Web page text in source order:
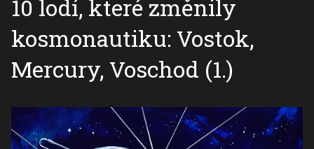
10 lodí, které změnily
kosmonautiku: Vostok,
Mercury, Voschod (1.)